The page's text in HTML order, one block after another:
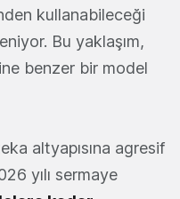
kullanabileceği
Bu yaklaşım,
benzer bir model
altyapısına agresif
yılı sermaye